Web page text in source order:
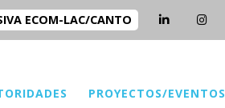
ECOM-LAC/CANTO
PROYECTOS/EVENTOS